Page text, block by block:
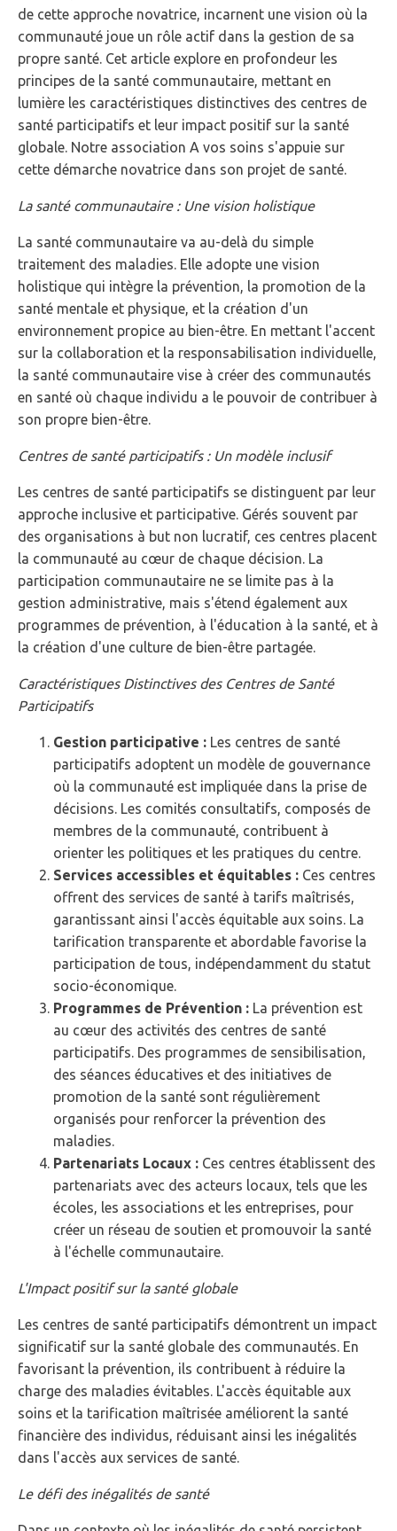
de cette approche novatrice, incarnent une vision où la
communauté joue un rôle actif dans la gestion de sa
propre santé. Cet article explore en profondeur les
principes de la santé communautaire, mettant en
lumière les caractéristiques distinctives des centres de
santé participatifs et leur impact positif sur la santé
globale. Notre association A vos soins s'appuie sur
cette démarche novatrice dans son projet de santé.
La santé communautaire : Une vision holistique
La santé communautaire va au-delà du simple
traitement des maladies. Elle adopte une vision
holistique qui intègre la prévention, la promotion de la
santé mentale et physique, et la création d'un
environnement propice au bien-être. En mettant l'accent
sur la collaboration et la responsabilisation individuelle,
la santé communautaire vise à créer des communautés
en santé où chaque individu a le pouvoir de contribuer à
son propre bien-être.
Centres de santé participatifs : Un modèle inclusif
Les centres de santé participatifs se distinguent par leur
approche inclusive et participative. Gérés souvent par
des organisations à but non lucratif, ces centres placent
la communauté au cœur de chaque décision. La
participation communautaire ne se limite pas à la
gestion administrative, mais s'étend également aux
programmes de prévention, à l'éducation à la santé, et à
la création d'une culture de bien-être partagée.
Caractéristiques Distinctives des Centres de Santé
Participatifs
Gestion participative : Les centres de santé
participatifs adoptent un modèle de gouvernance
où la communauté est impliquée dans la prise de
décisions. Les comités consultatifs, composés de
membres de la communauté, contribuent à
orienter les politiques et les pratiques du centre.
Services accessibles et équitables : Ces centres
offrent des services de santé à tarifs maîtrisés,
garantissant ainsi l'accès équitable aux soins. La
tarification transparente et abordable favorise la
participation de tous, indépendamment du statut
socio-économique.
Programmes de Prévention : La prévention est
au cœur des activités des centres de santé
participatifs. Des programmes de sensibilisation,
des séances éducatives et des initiatives de
promotion de la santé sont régulièrement
organisés pour renforcer la prévention des
maladies.
Partenariats Locaux : Ces centres établissent des
partenariats avec des acteurs locaux, tels que les
écoles, les associations et les entreprises, pour
créer un réseau de soutien et promouvoir la santé
à l'échelle communautaire.
L'Impact positif sur la santé globale
Les centres de santé participatifs démontrent un impact
significatif sur la santé globale des communautés. En
favorisant la prévention, ils contribuent à réduire la
charge des maladies évitables. L'accès équitable aux
soins et la tarification maîtrisée améliorent la santé
financière des individus, réduisant ainsi les inégalités
dans l'accès aux services de santé.
Le défi des inégalités de santé